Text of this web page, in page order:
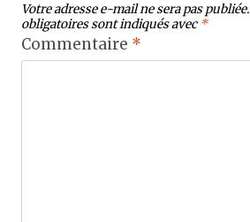
Votre adresse e-mail ne sera pas publiée.
obligatoires sont indiqués avec *
Commentaire *